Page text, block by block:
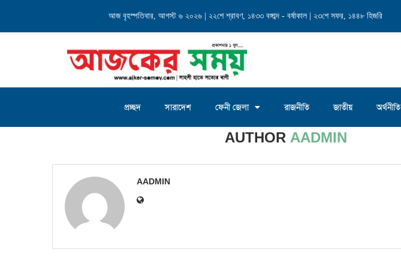
আজ বৃহস্পতিবার, আগস্ট ৬ ২০২৬ | ২২শে শ্রাবণ, ১৪৩৩ বঙ্গাব্দ - বর্ষাকাল | ২৩শে সফর, ১৪৪৮ হিজরি
মার্কিন যুক্তরাষ্ট্রে ফখরুল ইসলাম এমপি’কে মেরিল্যান্ড স্টেট বিএনপির...
প্রচ্ছদ সারাদেশ ফেনী জেলা রাজনীতি জাতীয় অর্থনীতি
Archives for aadmin
AUTHOR AADMIN
AADMIN